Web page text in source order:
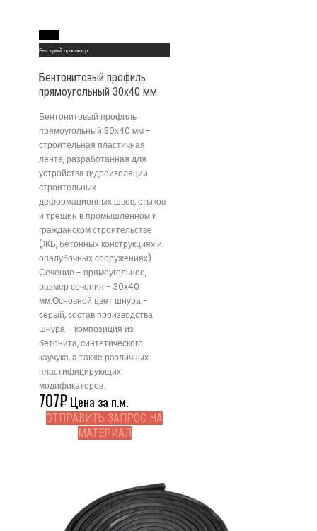
Быстрый просмотр
Бентонитовый профиль
прямоугольный 30х40 мм
Бентонитовый профиль
прямоугольный 30х40 мм -
строительная пластичная
лента, разработанная для
устройства гидроизоляции
строительных
деформационных швов, стыков
и трещин в промышленном и
гражданском строительстве
(ЖБ, бетонных конструкциях и
опалубочных сооружениях).
Сечение - прямоугольное,
размер сечения - 30x40
мм.Основной цвет шнура -
серый, состав производства
шнура - композиция из
бетонита, синтетического
каучука, а также различных
пластифицирующих
модификаторов.
707₽Цена за п.м.
ОТПРАВИТЬ ЗАПРОС НА
МАТЕРИАЛ